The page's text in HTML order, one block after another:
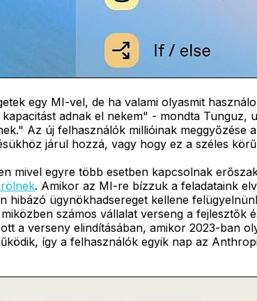
egy MI-vel, de ha valami olyasmit
adnak el nekem" - mondta Tunguz,
Az új felhasználók millióinak
járul hozzá, vagy hogy ez a széles
mivel egyre több esetben kapcsolnak
. Amikor az MI-re bízzuk a feladataink
hibázó ügynökhadsereget kellene
számos vállalat verseng a
a verseny elindításában, amikor 2023-ban
így a felhasználók egyik nap az